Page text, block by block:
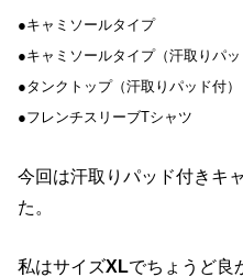
●キャミソールタイプ
●キャミソールタイプ（汗取りパッ
●タンクトップ（汗取りパッド付）
●フレンチスリーブTシャツ
今回は汗取りパッド付きキ
た。
私はサイズXLでちょうど良